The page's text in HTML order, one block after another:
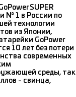
SUPER
№ 1 в России по
технологии
из Японии,
GoPower
10 лет без потери
современных
среды, так
- свинца,